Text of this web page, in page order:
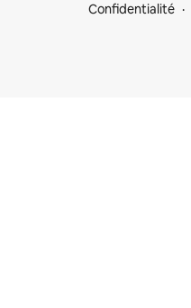
Confidentialité